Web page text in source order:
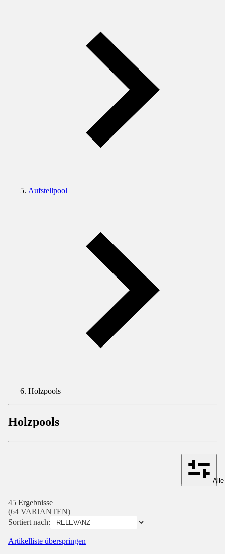
Aufstellpool
Holzpools
Holzpools
45 Ergebnisse
(64 VARIANTEN)
Sortiert nach:
Artikelliste überspringen